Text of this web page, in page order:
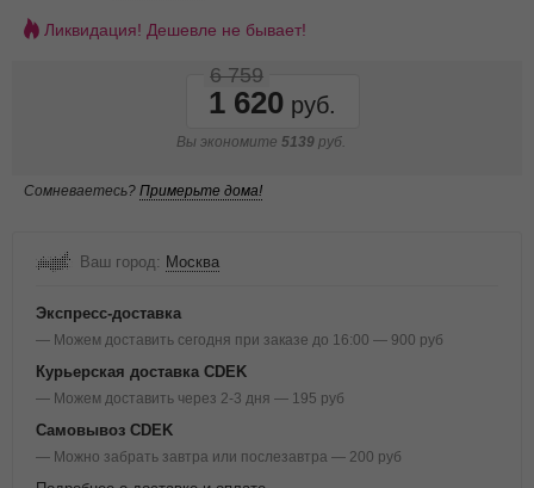
Ликвидация! Дешевле не бывает!
1 620
6 759
Вы экономите 5139 руб.
Сомневаетесь? Примерьте дома!
Ваш город: Москва
Экспресс-доставка
— Можем доставить сегодня при заказе до 16:00 — 900 руб
Курьерская доставка CDEK
— Можем доставить через 2-3 дня — 195 руб
Самовывоз CDEK
— Можно забрать завтра или послезавтра — 200 руб